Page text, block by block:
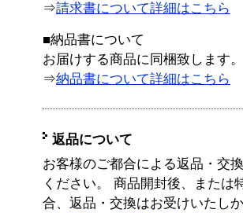
⇒請求書について詳細はこちら
■納品書について
お届けする商品に同梱致します。
⇒納品書について詳細はこちら
返品について
お客様のご都合による返品・交
ください。 商品開封後、または
合、返品・交換はお受けいたし